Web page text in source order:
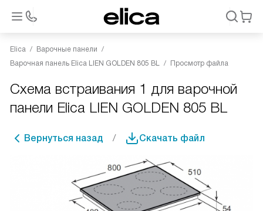
Elica
Варочные панели
Варочная панель Elica LIEN GOLDEN 805 BL
Просмотр файла
Схема встраивания 1 для варочной
панели Elica LIEN GOLDEN 805 BL
Вернуться назад Скачать файл